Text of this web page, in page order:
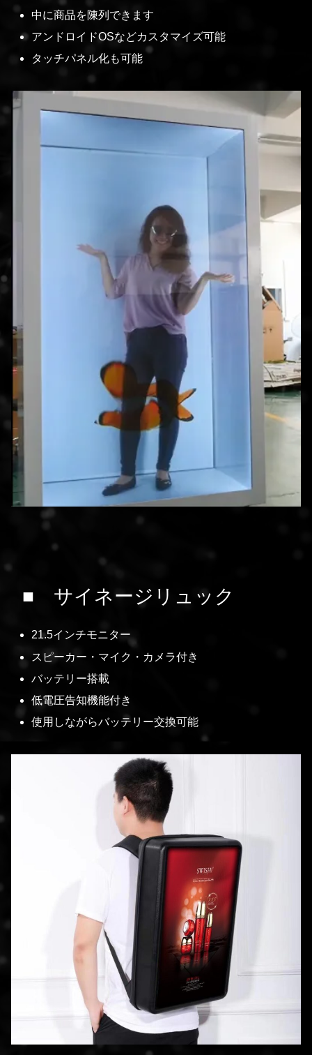
中に商品を陳列できます
アンドロイドOSなどカスタマイズ可能
タッチパネル化も可能
■ サイネージリュック
21.5インチモニター
スピーカー・マイク・カメラ付き
バッテリー搭載
低電圧告知機能付き
使用しながらバッテリー交換可能